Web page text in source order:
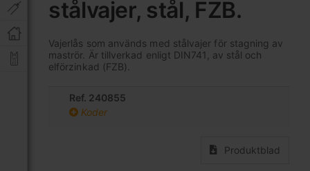
stålvajer, stål, FZB.
Vajerlås som används med stålvajer för stagning av
maströr. Är tillverkad enligt DIN741, av stål och
elförzinkad (FZB).
Ref. 240855
Koder
Produktblad
av
bildgalleriet